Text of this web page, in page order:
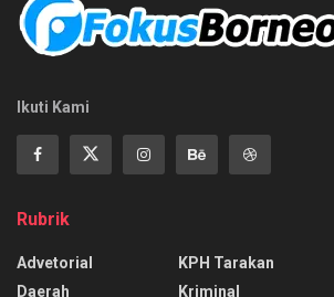
Ikuti Kami
Rubrik
Advetorial
Daerah
KPH Tarakan
Kriminal